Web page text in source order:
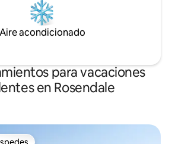
Aire acondicionado
para vacaciones
en Rosendale